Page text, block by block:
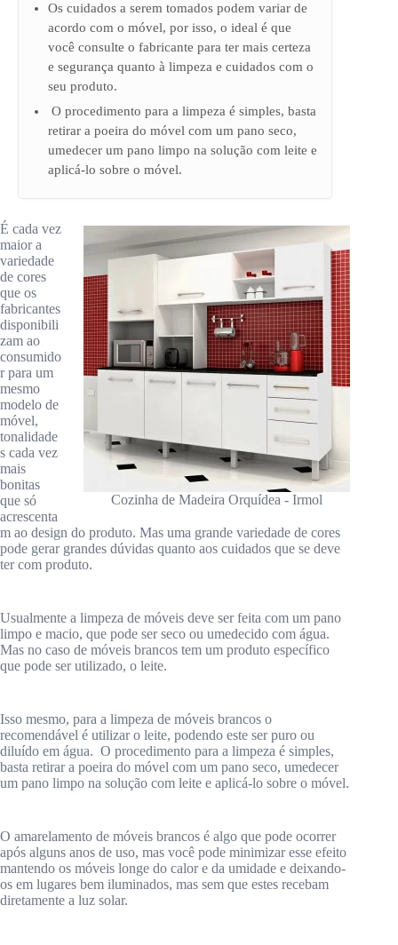
Os cuidados a serem tomados podem variar de
acordo com o móvel, por isso, o ideal é que
você consulte o fabricante para ter mais certeza
e segurança quanto à limpeza e cuidados com o
seu produto.
O procedimento para a limpeza é simples, basta
retirar a poeira do móvel com um pano seco,
umedecer um pano limpo na solução com leite e
aplicá-lo sobre o móvel.
Cozinha de Madeira Orquídea - Irmol
É cada vez
maior a
variedade
de cores
que os
fabricantes
disponibili
zam ao
consumido
r para um
mesmo
modelo de
móvel,
tonalidade
s cada vez
mais
bonitas
que só
acrescenta
m ao design do produto. Mas uma grande variedade de cores
pode gerar grandes dúvidas quanto aos cuidados que se deve
ter com produto.
Usualmente a limpeza de móveis deve ser feita com um pano
limpo e macio, que pode ser seco ou umedecido com água.
Mas no caso de móveis brancos tem um produto específico
que pode ser utilizado, o leite.
Isso mesmo, para a limpeza de móveis brancos o
recomendável é utilizar o leite, podendo este ser puro ou
diluído em água. O procedimento para a limpeza é simples,
basta retirar a poeira do móvel com um pano seco, umedecer
um pano limpo na solução com leite e aplicá-lo sobre o móvel.
O amarelamento de móveis brancos é algo que pode ocorrer
após alguns anos de uso, mas você pode minimizar esse efeito
mantendo os móveis longe do calor e da umidade e deixando-
os em lugares bem iluminados, mas sem que estes recebam
diretamente a luz solar.